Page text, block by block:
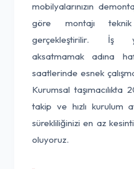
mobilyalarınızın
göre montajı
gerçekleştirilir. İş
aksatmamak adına
saatlerinde esnek
Kurumsal taşımacılıkta
takip ve hızlı kurulum
sürekliliğinizi en az
oluyoruz.